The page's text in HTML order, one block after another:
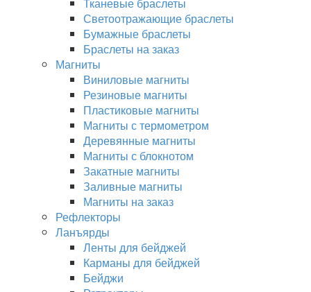
Светоотражающие браслеты
Бумажные браслеты
Браслеты на заказ
Магниты
Виниловые магниты
Резиновые магниты
Пластиковые магниты
Магниты с термометром
Деревянные магниты
Магниты с блокнотом
Закатные магниты
Заливные магниты
Магниты на заказ
Рефлекторы
Ланъярды
Ленты для бейджей
Карманы для бейджей
Бейджи